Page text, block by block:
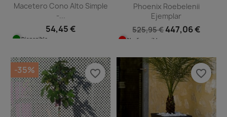
Macetero Cono Alto Simple
-...
54,45 €
Disponible
Phoenix Roebelenii
Ejemplar
525,95 €447,06 €
No disponible
-35% favorite_border favorite_border